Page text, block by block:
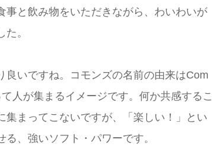
事と飲み物をいただきながら、わいわいが
。
良いですね。コモンズの名前の由来はCom
人が集まるイメージです。何か共感するこ
集まってこないですが、「楽しい！」とい
、強いソフト・パワーです。